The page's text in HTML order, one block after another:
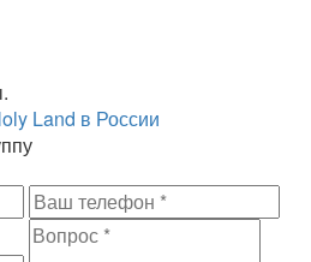
Land в России